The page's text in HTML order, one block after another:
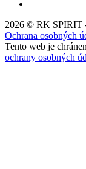
2026 © RK SPIRIT
Ochrana osobných
Tento web je
ochrany osobných